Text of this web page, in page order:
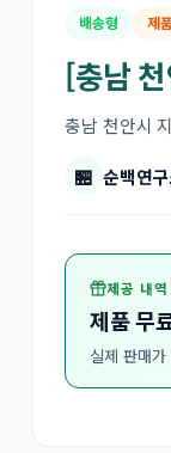
배송형 제
[충남
충남 천안시
🏪 순백연
제공 내역
제품 무
실제 판매가